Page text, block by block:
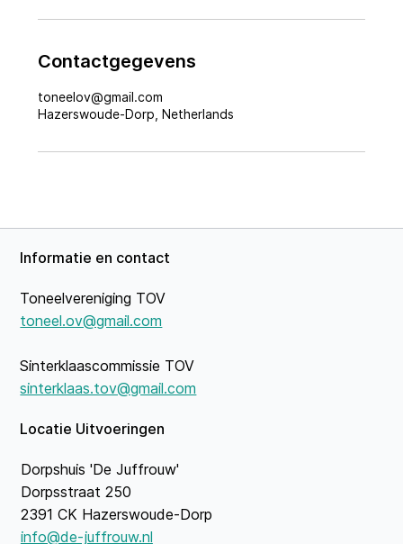
Contactgegevens
toneelov@gmail.com
Hazerswoude-Dorp, Netherlands
Informatie en contact
Toneelvereniging TOV
toneel.ov@gmail.com
Sinterklaascommissie TOV
sinterklaas.tov@gmail.com
Locatie Uitvoeringen
Dorpshuis 'De Juffrouw'
Dorpsstraat 250
2391 CK Hazerswoude-Dorp
info@de-juffrouw.nl